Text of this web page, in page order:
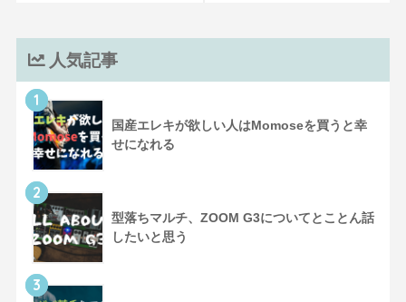
人気記事
1
国産エレキが欲しい人はMomoseを買うと幸
せになれる
2
型落ちマルチ、ZOOM G3についてとことん話
したいと思う
3